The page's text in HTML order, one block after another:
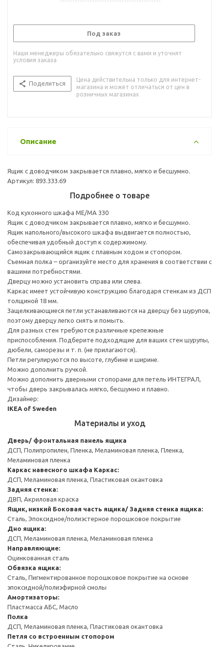
Под заказ
Наши менеджеры обязательно свяжутся с вами и уточнят
условия заказа
Поделиться
Цена действительна только для интернет-
магазина и может отличаться от цен в
розничных магазинах
Описание
Ящик с доводчиком закрывается плавно, мягко и бесшумно.
Артикул: 893.333.69
Подробнее о товаре
Код кухонного шкафа ME/MA 330
Ящик с доводчиком закрывается плавно, мягко и бесшумно.
Ящик напольного/высокого шкафа выдвигается полностью,
обеспечивая удобный доступ к содержимому.
Cамозакрывающийся ящик с плавным ходом и стопором.
Съемная полка – организуйте место для хранения в соответствии с
вашими потребностями.
Дверцу можно установить справа или слева.
Каркас имеет устойчивую конструкцию благодаря стенкам из ДСП
толщиной 18 мм.
Защелкивающиеся петли устанавливаются на дверцу без шурупов,
поэтому дверцу легко снять и помыть.
Для разных стен требуются различные крепежные
приспособления. Подберите подходящие для ваших стен шурупы,
дюбели, саморезы и т. п. (не прилагаются).
Петли регулируются по высоте, глубине и ширине.
Можно дополнить ручкой.
Можно дополнить дверными стопорами для петель ИНТЕГРАЛ,
чтобы дверь закрывалась мягко, бесшумно и плавно.
Дизайнер:
IKEA of Sweden
Материалы и уход
Дверь/ фронтальная панель ящика
ДСП, Полипропилен, Пленка, Меламиновая пленка, Пленка,
Меламиновая пленка
Каркас навесного шкафа Каркас:
ДСП, Меламиновая пленка, Пластиковая окантовка
Задняя стенка:
ДВП, Акриловая краска
Ящик, низкий Боковая часть ящика/ Задняя стенка ящика:
Сталь, Эпоксидное/полиэстерное порошковое покрытие
Дно ящика:
ДСП, Меламиновая пленка, Меламиновая пленка
Направляющие:
Оцинкованная сталь
Обвязка ящика:
Сталь, Пигментированное порошковое покрытие на основе
эпоксидной/полиэфирной смолы
Амортизаторы:
Пластмасса АБС, Масло
Полка
ДСП, Меламиновая пленка, Пластиковая окантовка
Петля со встроенным стопором